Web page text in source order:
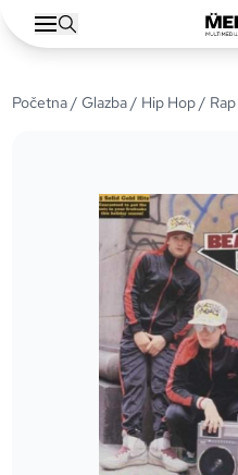
Početna/Glazba/ Hip Hop / Rap